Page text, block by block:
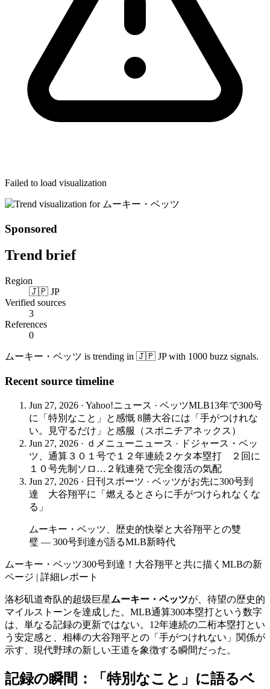
Failed to load visualization
Sponsored
Trend brief
Region
🇯🇵 JP
Verified sources
3
References
0
ムーキー・ベッツ is trending in 🇯🇵 JP with 1000 buzz signals.
Recent source timeline
Jun 27, 2026 · Yahoo!ニュース · ベッツMLB13年で300号
に「特別なこと」と感慨 8勝大谷には「手がつけれな
い。見守るだけ」と感服（スポニチアネックス）
Jun 27, 2026 · ｄメニューニュース · ドジャース・ベッ
ツ、通算３０１号で１２年連続２ケタ本塁打 ２回に
１０号先制ソロ…２戦連発で完全復活の気配
Jun 27, 2026 · 日刊スポーツ · ベッツがお先に300号到
達 大谷翔平に「燃えるとさらに手がつけられなくな
る」
ムーキー・ベッツ、歴史的快挙と大谷翔平との雙
璧 ― 300号到達が語るMLB新時代
ムーキー・ベッツ300号到達！大谷翔平と共に描くMLBの新
ページ | 詳細レポート
洛杉矶道奇队的超级巨星ムーキー・ベッツが、待望の歴史的
マイルストーンを達成した。MLB通算300本塁打という数字
は、単なる記録の更新ではない。12年連続の二桁本塁打とい
う安定感と、相棒の大谷翔平との「手がつけれない」関係が
示す、現代野球の新しい王道を象徴する瞬間だった。
記録の瞬間：「特別なこと」に語るベ